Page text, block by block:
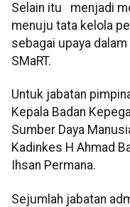
Selain itu menjadi
menuju tata kelola
sebagai upaya
SMaRT.
Untuk jabatan
Kepala Badan
Sumber Daya
Kadinkes H Ahmad
Ihsan Permana.
Sejumlah jabatan